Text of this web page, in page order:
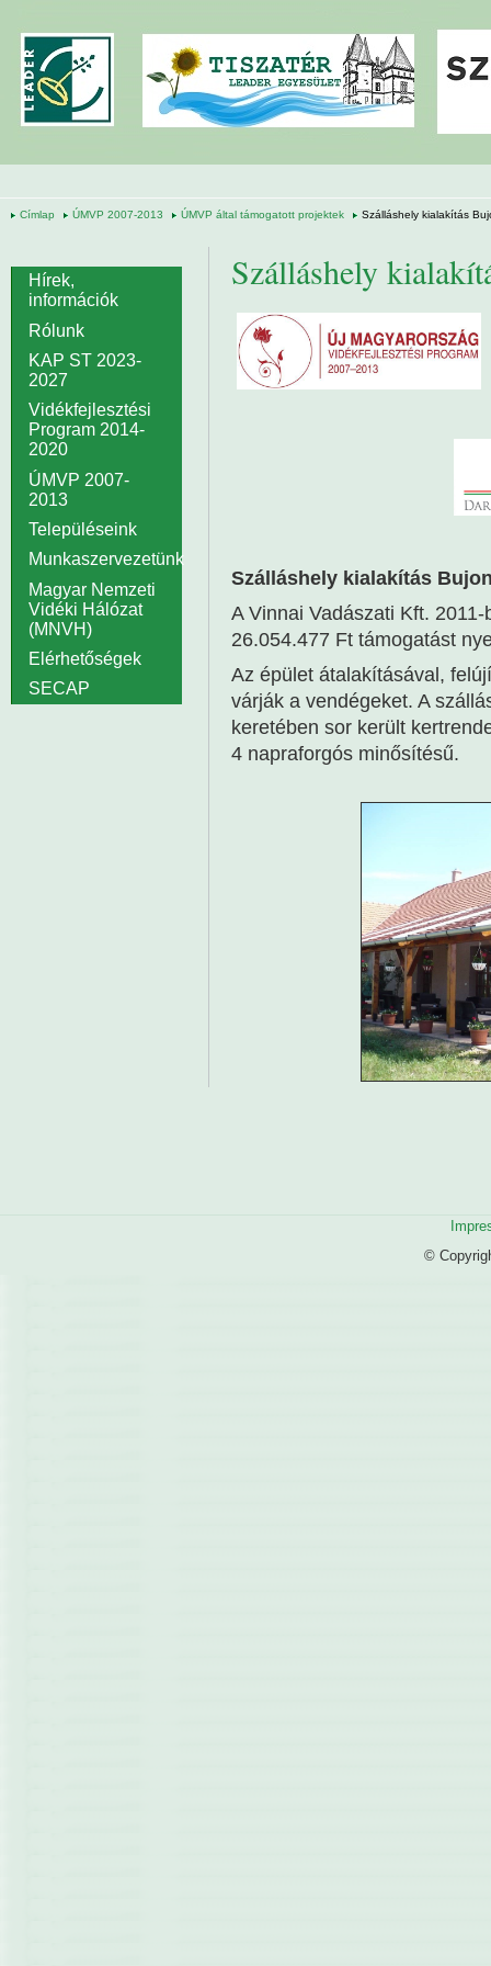
Címlap ÚMVP 2007-2013 ÚMVP által támogatott projektek Szálláshely kialakítás
Szálláshely
Szálláshely kialakítás
A Vinnai Vadászati Kft.
26.054.477 Ft támogatást
Az épület átalakításával,
várják a vendégeket. A
keretében sor került
4 napraforgós minősítésű.
Hírek,
információk
Rólunk
KAP ST 2023-
2027
Vidékfejlesztési
Program 2014-
2020
ÚMVP 2007-
2013
Településeink
Munkaszervezetünk
Magyar Nemzeti
Vidéki Hálózat
(MNVH)
Elérhetőségek
SECAP
©